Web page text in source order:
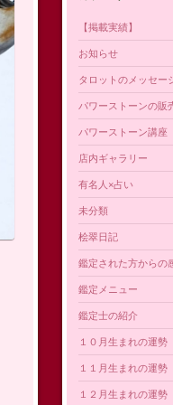
【掲載実績】
お知らせ
タロットのメッセー
パワーストーンの販
パワーストーン講座
店内ギャラリー
有名人×占い
未分類
桧翠日記
鑑定された方からの
鑑定メニュー
鑑定士の紹介
１０月生まれの運勢
１１月生まれの運勢
１２月生まれの運勢